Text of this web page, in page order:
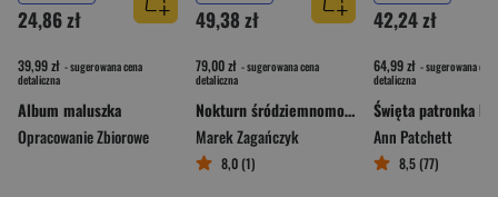
24,86 zł
39,99 zł - sugerowana cena
detaliczna
Album maluszka
Opracowanie Zbiorowe
49,38 zł
79,00 zł - sugerowana cena
detaliczna
Nokturn śródziemnomorski
Marek Zagańczyk
8,0 (1)
42,24 zł
64,99 zł - sugerowana cena
detaliczna
Ann Patchett
8,5 (77)